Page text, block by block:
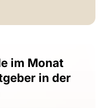
im Monat
in der